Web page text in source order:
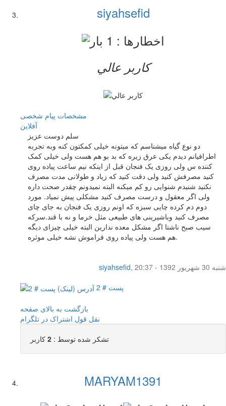
siyahsefid
کاربر عالي
مشخصات پیام شخصی
آفلاين
سلم دوست عزیز
دو نوع گیاه میشناسم که میتونه خیلی کمکتون کنه وبه تجربه
اطرافیانم دیدم یکی عرق زیره که بد بو هم هست ولی خیلی کمک
کننده س ولی روزی یک فنجان قبل از اینکه نیم ساعت پیاده روی
کنید مصرفش کنید ولی دقت کنید که زیاد و طولانی مدت مصرف
نکنید شنیدم شنوایی رو کم میکنه البته نمیدونم چقدر صحت داره
ولی اگر معقول و درست مصرف کنید مشکلی پیش نمیاد. مورد
دوم دم کرده چایی سبزه که اونم روزی یک فنجان به جای چای
مصرف کنید وباشیرینی های طبیعی مثل خرما و نه با قند.سرکه
سیب صبح ناشتا اگر مشکل معده ندارین البته خیلی چیزای دیگه
هم هست ولی پیاده روی فراموش نشه خیلی موثره.
siyahsefid,
شنبه 30 شهریور 1392 - 20:37
پست # 2
بازگشت به بالای صفحه
نقل قول اشتراک در تلگرام
تشکر شده توسط : 2 کاربر
MARYAM1391